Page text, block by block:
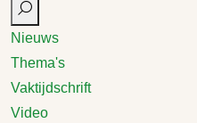
Nieuws
Thema's
Vaktijdschrift
Video